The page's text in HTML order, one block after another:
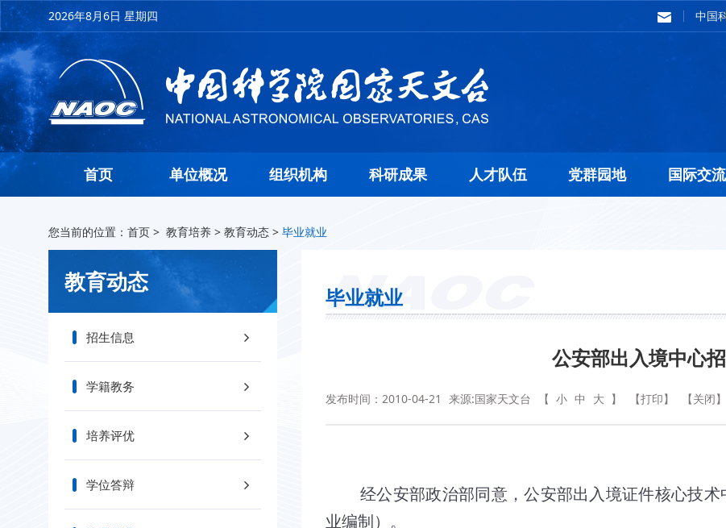
2026年8月6日 星期四 中国
首页 单位概况 组织机构 科研成果 人才队伍 党群园地 国际交流
您当前的位置： 首页 > 教育培养 > 教育动态 > 毕业就业
教育动态
招生信息
学籍教务
培养评优
学位答辩
毕业就业
公安部出入境中心
发布时间：2010-04-21 来源:国家天文台 【 小 中 大 】 【打印】 【关闭】
经公安部政治部同意，公安部出入境证件核心技术
业编制）。